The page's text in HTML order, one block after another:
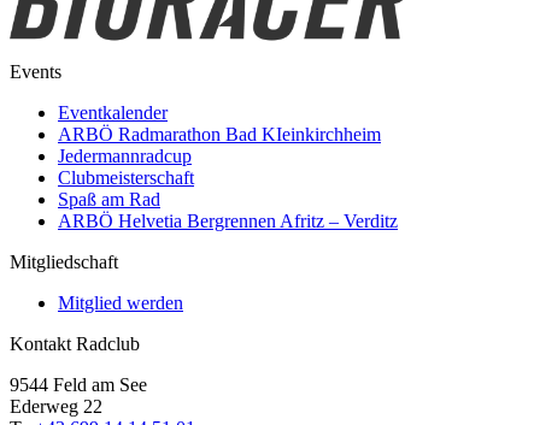
Events
Eventkalender
ARBÖ Radmarathon Bad KIeinkirchheim
Jedermannradcup
Clubmeisterschaft
Spaß am Rad
ARBÖ Helvetia Bergrennen Afritz – Verditz
Mitgliedschaft
Mitglied werden
Kontakt Radclub
9544 Feld am See
Ederweg 22